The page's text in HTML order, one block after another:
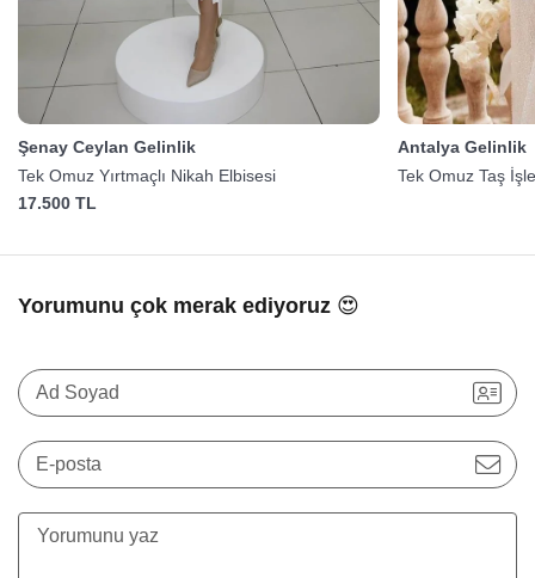
Şenay Ceylan Gelinlik
Tek Omuz Yırtmaçlı Nikah Elbisesi
17.500 TL
Antalya Gelinlik
Tek Omuz Taş
Yorumunu çok merak ediyoruz 😍
Ad Soyad
E-posta